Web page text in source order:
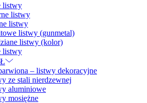
listwy
listwy
listwy
listwy (gunmetal)
listwy (kolor)
listwy
– listwy dekoracyjne
ze stali nierdzewnej
aluminiowe
mosiężne